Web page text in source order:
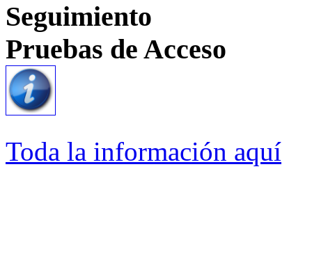
Seguimiento
Pruebas de Acceso
Toda la información aquí